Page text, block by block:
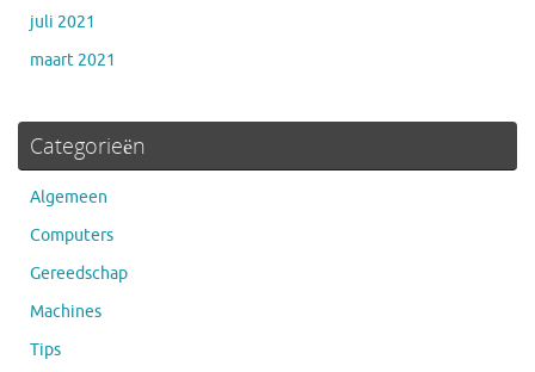
juli 2021
maart 2021
Categorieën
Algemeen
Computers
Gereedschap
Machines
Tips